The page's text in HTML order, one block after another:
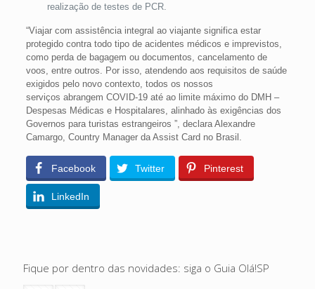
realização de testes de PCR.
“Viajar com assistência integral ao viajante significa estar
protegido contra todo tipo de acidentes médicos e imprevistos,
como perda de bagagem ou documentos, cancelamento de
voos, entre outros. Por isso, atendendo aos requisitos de saúde
exigidos pelo novo contexto, todos os nossos
serviços abrangem COVID-19 até ao limite máximo do DMH –
Despesas Médicas e Hospitalares, alinhado às exigências dos
Governos para turistas estrangeiros ”, declara Alexandre
Camargo, Country Manager da Assist Card no Brasil.
Facebook Twitter Pinterest
LinkedIn
Fique por dentro das novidades: siga o Guia Olá!SP